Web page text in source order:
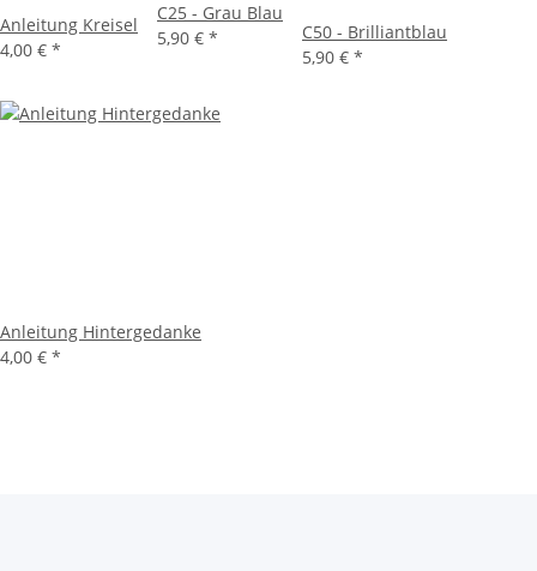
Anleitung Kreisel
4,00 € *
C25 - Grau Blau
5,90 € *
C50 - Brilliantblau
5,90 € *
Anleitung Hintergedanke
4,00 € *